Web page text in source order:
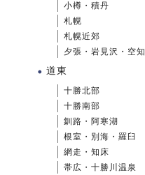
小樽・積丹
札幌
札幌近郊
夕張・岩見沢・空知
道東
十勝北部
十勝南部
釧路・阿寒湖
根室・別海・羅臼
網走・知床
帯広・十勝川温泉